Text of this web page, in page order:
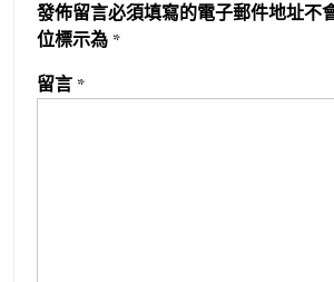
發佈留言必須填寫的電子郵件地址不
位標示為 *
留言 *